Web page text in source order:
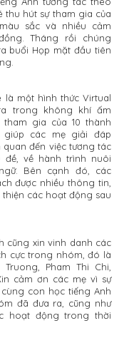
thu hút sự tham gia của
sắc và nhiều cảm
Tháng rồi chúng
buổi Họp mặt đầu tiên
là một hình thức Virtual
trong không khí ấm
gia của 10 thành
các mẹ giải đáp
đến việc tương tác
về hành trình nuôi
Bên cạnh đó, các
được nhiều thông tin,
các hoạt động sau
cũng xin vinh danh các
cực trong nhóm, đó là
Pham Thi Chi,
cảm ơn các mẹ vì sự
con học tiếng Anh
đã đưa ra, cũng như
hoạt động trong thời